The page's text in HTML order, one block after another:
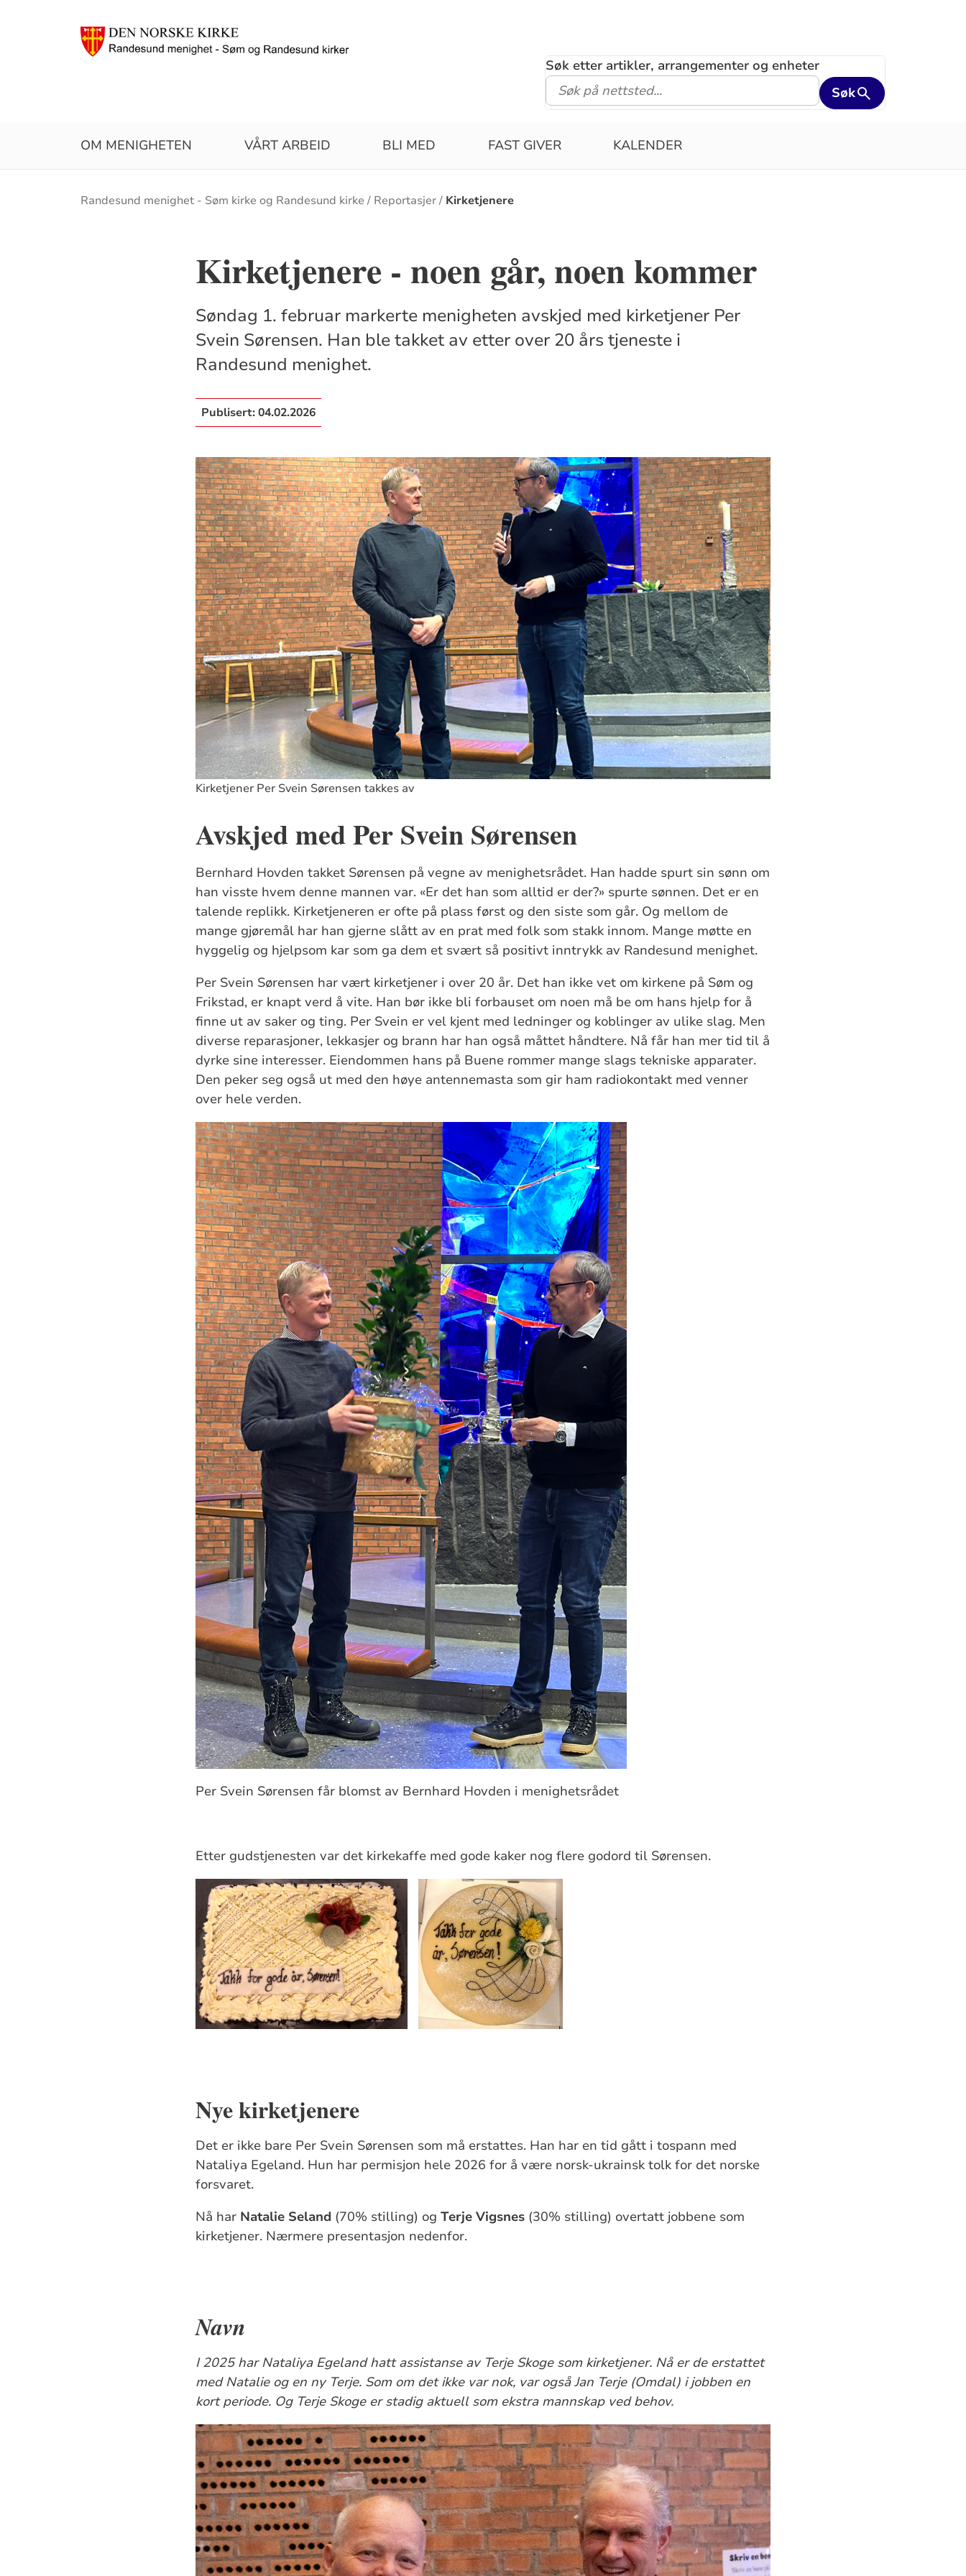
Søk etter artikler, arrangementer og enheter
Søk
OM MENIGHETEN VÅRT ARBEID BLI MED FAST GIVER KALENDER
Brødsmulesti
Randesund menighet - Søm kirke og Randesund kirke Reportasjer Kirketjenere
Kirketjenere - noen går, noen kommer
Søndag 1. februar markerte menigheten avskjed med kirketjener Per
Svein Sørensen. Han ble takket av etter over 20 års tjeneste i
Randesund menighet.
Publisert:04.02.2026
Kirketjener Per Svein Sørensen takkes av
Avskjed med Per Svein Sørensen
Bernhard Hovden takket Sørensen på vegne av menighetsrådet. Han hadde spurt sin sønn om
han visste hvem denne mannen var. «Er det han som alltid er der?» spurte sønnen. Det er en
talende replikk. Kirketjeneren er ofte på plass først og den siste som går. Og mellom de
mange gjøremål har han gjerne slått av en prat med folk som stakk innom. Mange møtte en
hyggelig og hjelpsom kar som ga dem et svært så positivt inntrykk av Randesund menighet.
Per Svein Sørensen har vært kirketjener i over 20 år. Det han ikke vet om kirkene på Søm og
Frikstad, er knapt verd å vite. Han bør ikke bli forbauset om noen må be om hans hjelp for å
finne ut av saker og ting. Per Svein er vel kjent med ledninger og koblinger av ulike slag. Men
diverse reparasjoner, lekkasjer og brann har han også måttet håndtere. Nå får han mer tid til å
dyrke sine interesser. Eiendommen hans på Buene rommer mange slags tekniske apparater.
Den peker seg også ut med den høye antennemasta som gir ham radiokontakt med venner
over hele verden.
Per Svein Sørensen får blomst av Bernhard Hovden i menighetsrådet
Etter gudstjenesten var det kirkekaffe med gode kaker nog flere godord til Sørensen.
Nye kirketjenere
Det er ikke bare Per Svein Sørensen som må erstattes. Han har en tid gått i tospann med
Nataliya Egeland. Hun har permisjon hele 2026 for å være norsk-ukrainsk tolk for det norske
forsvaret.
Nå har Natalie Seland (70% stilling) og Terje Vigsnes (30% stilling) overtatt jobbene som
kirketjener. Nærmere presentasjon nedenfor.
Navn
I 2025 har Nataliya Egeland hatt assistanse av Terje Skoge som kirketjener. Nå er de erstattet
med Natalie og en ny Terje. Som om det ikke var nok, var også Jan Terje (Omdal) i jobben en
kort periode. Og Terje Skoge er stadig aktuell som ekstra mannskap ved behov.